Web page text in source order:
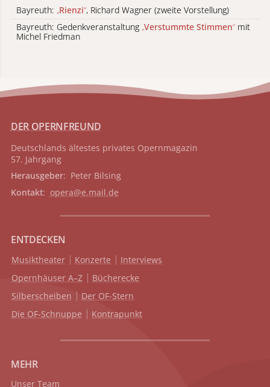
Bayreuth: „Rienzi“, Richard Wagner (zweite Vorstellung)
Bayreuth: Gedenkveranstaltung „Verstummte Stimmen“ mit
Michel Friedman
DER OPERNFREUND
Deutschlands ältestes privates Opernmagazin
57. Jahrgang
Herausgeber: Peter Bilsing
Kontakt: opera@e.mail.de
ENTDECKEN
Musiktheater Konzerte
Interviews
Opernhäuser A–Z
Bücherecke
Silberscheiben
Der OF-Stern
Die OF-Schnuppe
Kontrapunkt
MEHR
Unser Team